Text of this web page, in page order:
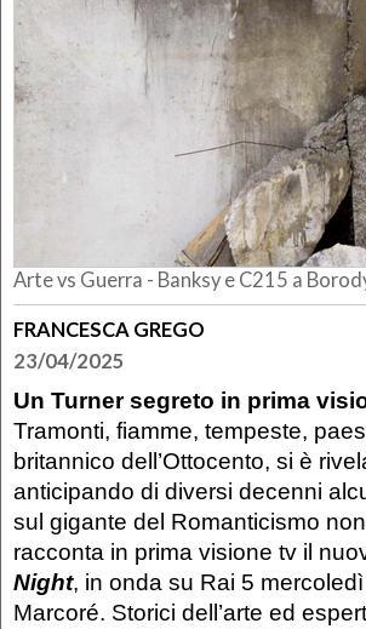
Arte vs Guerra - Banksy e C215 a
FRANCESCA GREGO
23/04/2025
Un Turner segreto in prima
Tramonti, fiamme, tempeste,
britannico dell’Ottocento, si è
anticipando di diversi decenni
sul gigante del Romanticismo
racconta in prima visione tv il
Night, in onda su Rai 5
Marcoré. Storici dell’arte ed